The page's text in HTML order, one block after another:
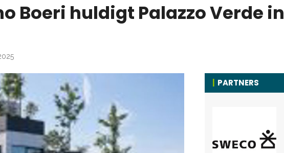
Boeri huldigt Palazzo Verde in
PARTNERS